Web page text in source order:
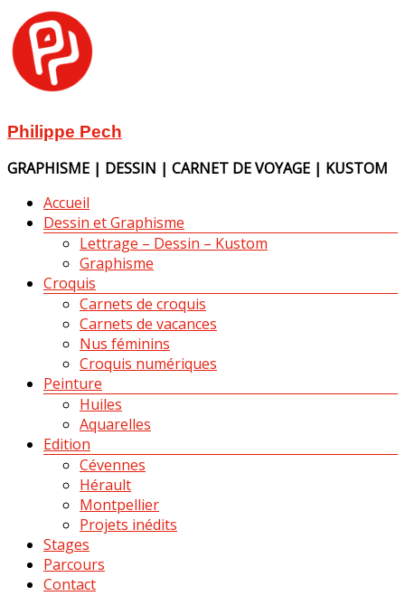
Aller
au
contenu
Philippe Pech
GRAPHISME | DESSIN | CARNET DE VOYAGE | KUSTOM
MenuAccueil
Dessin et Graphisme
Lettrage – Dessin – Kustom
Graphisme
Croquis
Carnets de croquis
Carnets de vacances
Nus féminins
Croquis numériques
Peinture
Huiles
Aquarelles
Edition
Cévennes
Hérault
Montpellier
Projets inédits
Stages
Parcours
Contact